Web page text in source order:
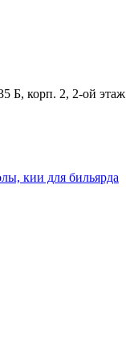
Б, корп. 2, 2-ой этаж